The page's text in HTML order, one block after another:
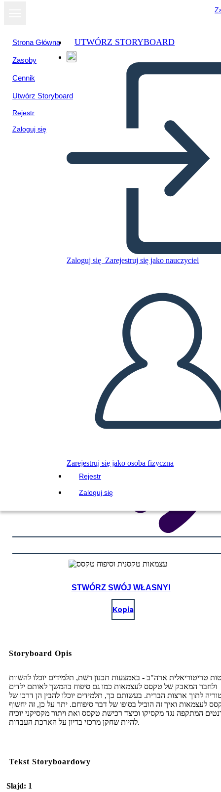
Strona Główna
Zasoby
Cennik
Utwórz Storyboard
Rejestr
Zaloguj się
UTWÓRZ STORYBOARD
Zaloguj się Zarejestruj się jako nauczyciel
Zarejestruj się jako osoba fizyczna
Rejestr
Zaloguj się
ODTWARZANIE POKAZU SLAJDÓW
PRZECZYTAJ MI
STWÓRZ SWÓJ WŁASNY!
Kopia
Storyboard Opis
טריטוריאלית ארה"ב - באמצעות תכנון רשת, תלמידים יוכלו להשוות
ולחבר המאבק של טקסס לעצמאות כמו גם סיפוח בהמשך לאותם ילדים
לתוך ארצות הברית. בעשותם כך, תלמידים יוכלו להבין הן דרכו של
לעצמאות ואיך זה הוביל בסופו של דבר סיפוחם. יתר על כן, זה יחשוף
המתקפה נגד מקסיקו וכיצד רכישת טקסס ואת ויתור מקסיקני יוכיח
להיות שחקן מרכזי בדיון על הארכת העבדות.
Tekst Storyboardowy
Slajd: 1